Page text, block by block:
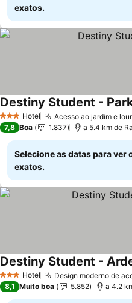
exatos.
3 EstrelasHotel Acesso ao jardim e
Destiny Student -
7,8 Boa 1.837 a 5.4 km de
Selecione as datas para ver
exatos.
3 EstrelasHotel Design moderno de
Destiny Student -
8,1 Muito boa 5.852 a 4.2